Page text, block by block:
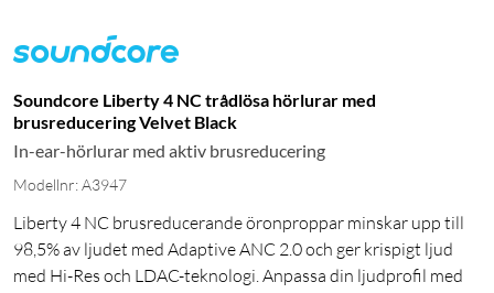
Soundcore Liberty 4 NC trådlösa hörlurar med
brusreducering Velvet Black
In-ear-hörlurar med aktiv brusreducering
Modellnr: A3947
Liberty 4 NC brusreducerande öronproppar minskar upp till
98,5% av ljudet med Adaptive ANC 2.0 och ger krispigt ljud
med Hi-Res och LDAC-teknologi. Anpassa din ljudprofil med